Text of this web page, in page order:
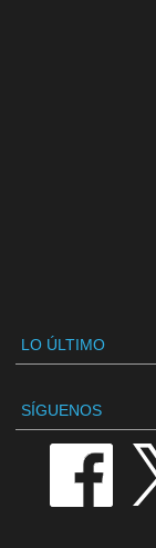
LO ÚLTIMO
SÍGUENOS